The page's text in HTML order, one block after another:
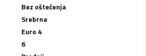
Bez oštećenja
Srebrna
Euro 4
6